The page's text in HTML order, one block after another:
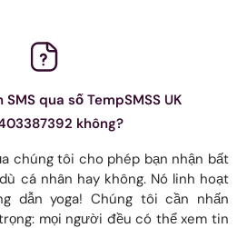
qua số TempSMSS UK
không?
chúng tôi cho phép bạn nhận bất
cá nhân hay không. Nó linh hoạt
dẫn yoga! Chúng tôi cần nhấn
mọi người đều có thể xem tin